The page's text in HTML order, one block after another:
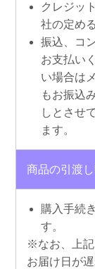
クレジッ
社の定め
振込、コ
お支払い
い場合は
もお振込
しとさせ
ます。
商品の引渡
購入手続
す。
※なお、上記
お届け日が